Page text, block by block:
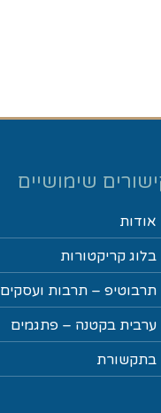
שימושיים
אודות
בלוג קריקטורות
תרבוטיפ – תרבות ועסקים
ערבית בקטנה – פתגמים
בתקשורת